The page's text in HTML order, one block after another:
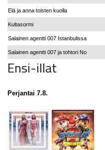
Elä ja anna toisten kuolla
Kultasormi
Salainen agentti 007 Istanbulissa
Salainen agentti 007 ja tohtori No
Ensi-illat
Perjantai 7.8.